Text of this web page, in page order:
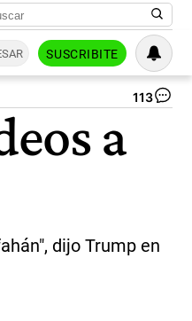
SUSCRIBITE
113
a
dijo Trump en